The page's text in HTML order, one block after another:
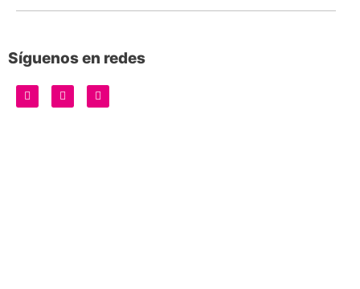
Síguenos en redes